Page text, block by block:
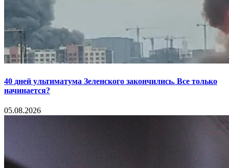
40 дней ультиматума Зеленского закончились. Все только
начинается?
05.08.2026